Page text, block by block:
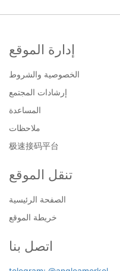
إدارة الموقع
الخصوصية والشروط
إرشادات المجتمع
المساعدة
ملاحظات
极速接码平台
تنقل الموقع
الصفحة الرئيسية
خريطة الموقع
اتصل بنا